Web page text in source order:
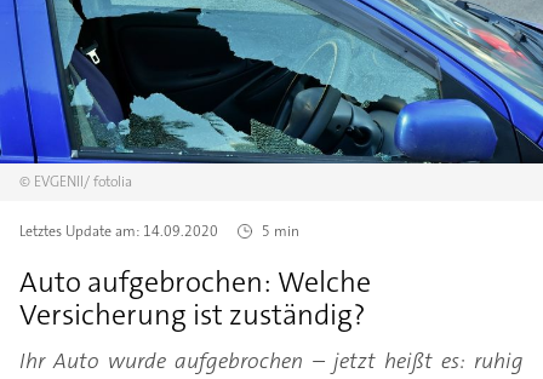
© EVGENII/fotolia
Letztes Update am: 14.09.2020 5 min
Auto aufgebrochen: Welche
Versicherung ist zuständig?
Ihr Auto wurde aufgebrochen – jetzt heißt es: ruhig